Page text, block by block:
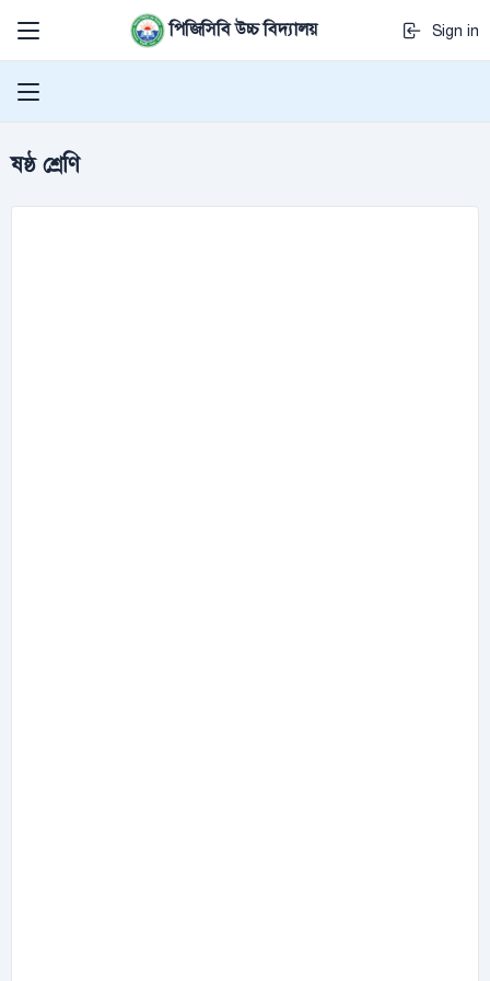
পিজিসিবি উচ্চ বিদ্যালয় Sign in
ষষ্ঠ শ্রেণি